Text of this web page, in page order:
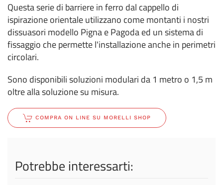
Questa serie di barriere in ferro dal cappello di
ispirazione orientale utilizzano come montanti i nostri
dissuasori modello Pigna e Pagoda ed un sistema di
fissaggio che permette l'installazione anche in perimetri
circolari.
Sono disponibili soluzioni modulari da 1 metro o 1,5 m
oltre alla soluzione su misura.
COMPRA ON LINE SU MORELLI SHOP
Potrebbe interessarti: